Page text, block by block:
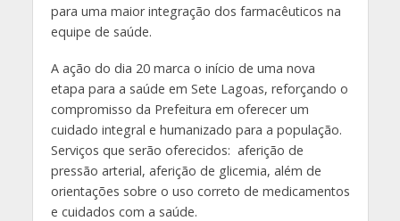
para uma maior integração dos farmacêuticos na
equipe de saúde.
A ação do dia 20 marca o início de uma nova
etapa para a saúde em Sete Lagoas, reforçando o
compromisso da Prefeitura em oferecer um
cuidado integral e humanizado para a população.
Serviços que serão oferecidos: aferição de
pressão arterial, aferição de glicemia, além de
orientações sobre o uso correto de medicamentos
e cuidados com a saúde.